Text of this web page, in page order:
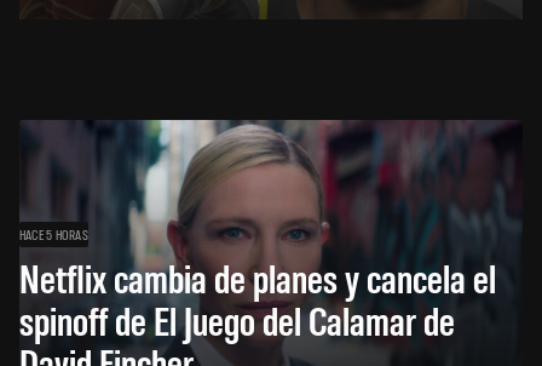
HACE 5 HORAS
Netflix cambia de planes y cancela el
spinoff de El Juego del Calamar de